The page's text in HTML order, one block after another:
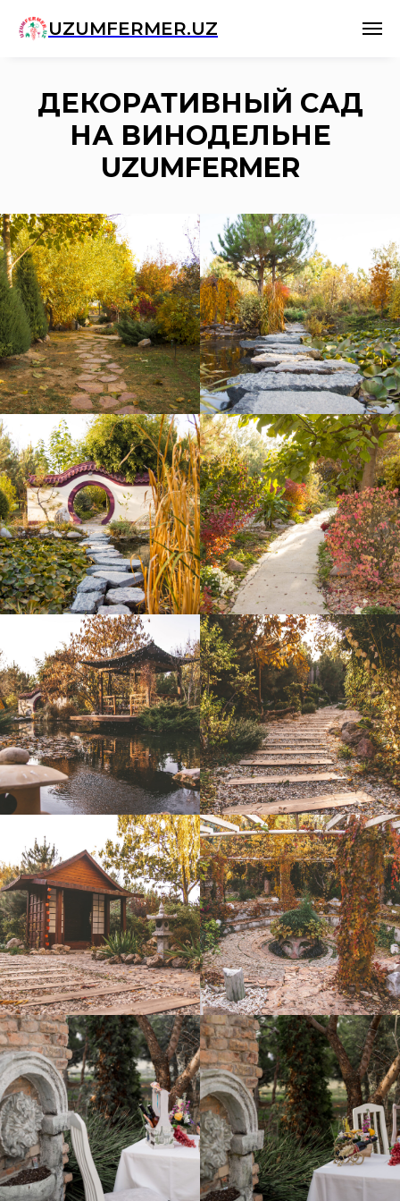
UZUMFERMER.UZ
ДЕКОРАТИВНЫЙ САД
НА ВИНОДЕЛЬНЕ
UZUMFERMER